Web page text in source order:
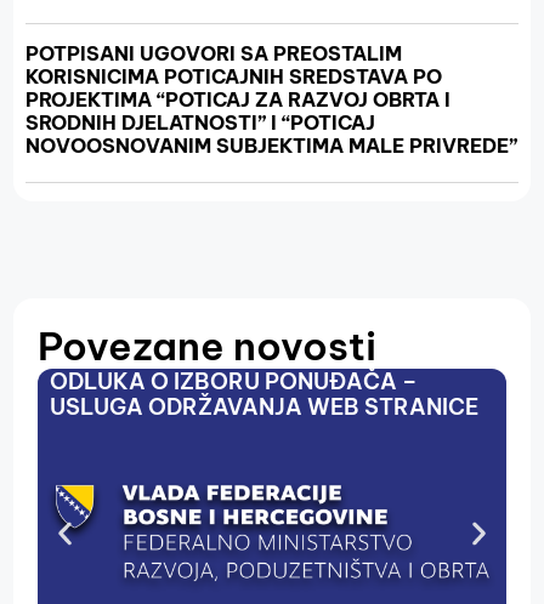
POTPISANI UGOVORI SA PREOSTALIM
KORISNICIMA POTICAJNIH SREDSTAVA PO
PROJEKTIMA “POTICAJ ZA RAZVOJ OBRTA I
SRODNIH DJELATNOSTI” I “POTICAJ
NOVOOSNOVANIM SUBJEKTIMA MALE PRIVREDE”
Povezane novosti
ODLUKA O IZBORU PONUĐAČA –
USLUGA ODRŽAVANJA WEB STRANICE